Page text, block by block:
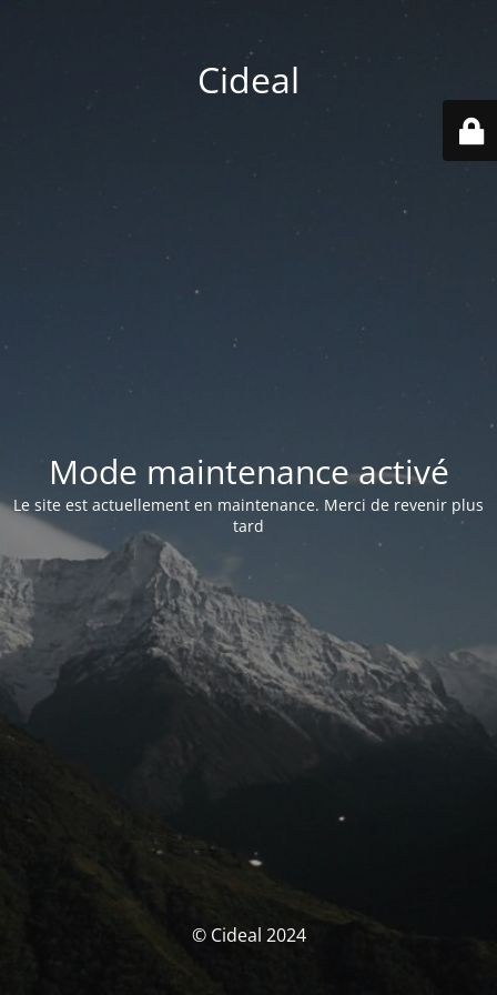
Cideal
Mode maintenance activé
Le site est actuellement en maintenance. Merci de revenir plus
tard
© Cideal 2024